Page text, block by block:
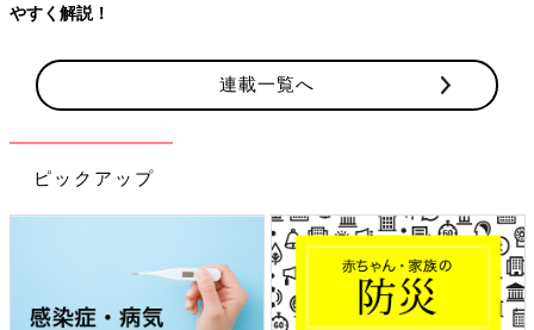
やすく解説！
連載一覧へ
ピックアップ